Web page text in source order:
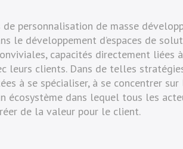
personnalisation de masse
le développement d’espaces de
capacités directement liées
leurs clients. Dans de telles
à se spécialiser, à se concentrer sur
écosystème dans lequel tous les
de la valeur pour le client.